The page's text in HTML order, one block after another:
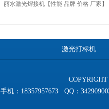
丽水激光焊接机【性能 品牌 价格 厂家
激光打标机
手机：18357957673 QQ：